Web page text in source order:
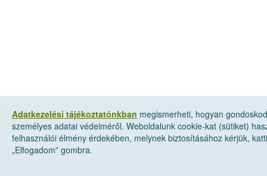
Adatkezelési tájékoztatónkban megismerheti, hogyan
személyes adatai védelméről. Weboldalunk cookie-kat (sütiket)
felhasználói élmény érdekében, melynek biztosításához kérjük,
„Elfogadom” gombra.